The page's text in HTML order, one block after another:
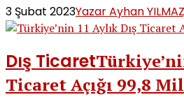
3 Şubat 2023Yazar Ayhan
Dış Ticaret
Ticaret Açığı 99,8